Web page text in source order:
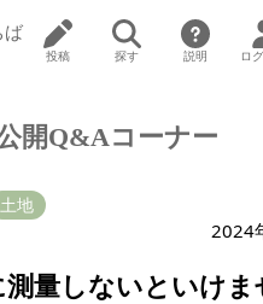
ば
投稿 探す 説明 ロ
開Q&Aコーナー
量しないといけま
土地
2024